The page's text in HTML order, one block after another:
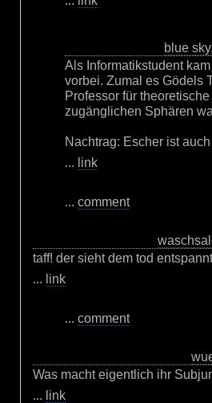
blue sky
Als Informatikstudent
vorbei. Zumal es Gödels
Professor für
zugänglichen Sphären
Nachtrag: Escher ist
... link
... comment
taff! der sieht dem tod
... link
... comment
Was macht eigentlich ihr
... link